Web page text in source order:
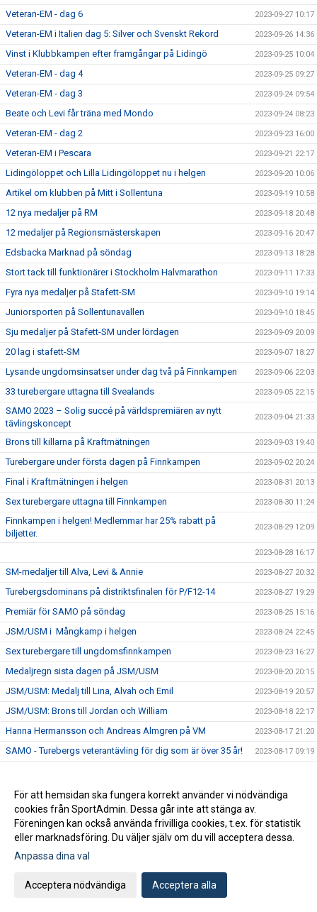
Veteran-EM - dag 6 2023-09-27 10:17
Veteran-EM i Italien dag 5: Silver och Svenskt Rekord 2023-09-26 14:36
Vinst i Klubbkampen efter framgångar på Lidingö 2023-09-25 10:04
Veteran-EM - dag 4 2023-09-25 09:27
Veteran-EM - dag 3 2023-09-24 09:54
Beate och Levi får träna med Mondo 2023-09-24 08:23
Veteran-EM - dag 2 2023-09-23 16:00
Veteran-EM i Pescara 2023-09-21 22:17
Lidingöloppet och Lilla Lidingöloppet nu i helgen 2023-09-20 10:06
Artikel om klubben på Mitt i Sollentuna 2023-09-19 10:58
12 nya medaljer på RM 2023-09-18 20:48
12 medaljer på Regionsmästerskapen 2023-09-16 20:47
Edsbacka Marknad på söndag 2023-09-13 18:28
Stort tack till funktionärer i Stockholm Halvmarathon 2023-09-11 17:33
Fyra nya medaljer på Stafett-SM 2023-09-10 19:14
Juniorsporten på Sollentunavallen 2023-09-10 18:45
Sju medaljer på Stafett-SM under lördagen 2023-09-09 20:09
20 lag i stafett-SM 2023-09-07 18:27
Lysande ungdomsinsatser under dag två på Finnkampen 2023-09-06 22:03
33 turebergare uttagna till Svealands 2023-09-05 22:15
SAMO 2023 – Solig succé på världspremiären av nytt
tävlingskoncept
2023-09-04 21:33
Brons till killarna på Kraftmätningen 2023-09-03 19:40
Turebergare under första dagen på Finnkampen 2023-09-02 20:24
Final i Kraftmätningen i helgen 2023-08-31 20:13
Sex turebergare uttagna till Finnkampen 2023-08-30 11:24
Finnkampen i helgen! Medlemmar har 25% rabatt på
biljetter.
2023-08-29 12:09
2023-08-28 16:17
SM-medaljer till Alva, Levi & Annie 2023-08-27 20:32
Turebergsdominans på distriktsfinalen för P/F12-14 2023-08-27 19:29
Premiär för SAMO på söndag 2023-08-25 15:16
JSM/USM i Mångkamp i helgen 2023-08-24 22:45
Sex turebergare till ungdomsfinnkampen 2023-08-23 16:27
Medaljregn sista dagen på JSM/USM 2023-08-20 20:15
JSM/USM: Medalj till Lina, Alvah och Emil 2023-08-19 20:57
JSM/USM: Brons till Jordan och William 2023-08-18 22:17
Hanna Hermansson och Andreas Almgren på VM 2023-08-17 21:20
SAMO - Turebergs veterantävling för dig som är över 35 år! 2023-08-17 09:19
Turebergsveteranerna plockade 69 medaljer totalt på VSM! 2023-08-15 16:33
Årsbästa på 1500 för Yolanda Ngarambe 2023-08-14 10:34
14 nya SM-medaljer - totalt 29 medaljer
Spektakulär stavseger för Jacob Semb-Josefson på USM
Åtta medaljer på JSM/USM på fredagen
Inbjudan till grenkväll - Gång!
För att hemsidan ska fungera korrekt använder vi nödvändiga
cookies från SportAdmin. Dessa går inte att stänga av.
Föreningen kan också använda frivilliga cookies, t.ex. för statistik
eller marknadsföring. Du väljer själv om du vill acceptera dessa.
Anpassa dina val
Acceptera nödvändiga Acceptera alla